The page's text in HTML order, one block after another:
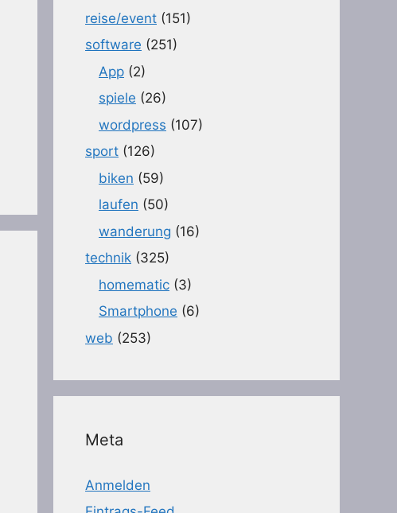
reise/event (151)
software (251)
App (2)
spiele (26)
wordpress (107)
sport (126)
biken (59)
laufen (50)
wanderung (16)
technik (325)
homematic (3)
Smartphone (6)
web (253)
Meta
Anmelden